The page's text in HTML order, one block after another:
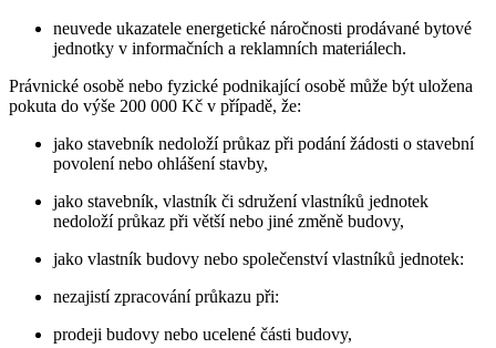
neuvede ukazatele energetické náročnosti prodávané bytové
jednotky v informačních a reklamních materiálech.
Právnické osobě nebo fyzické podnikající osobě může být uložena
pokuta do výše 200 000 Kč v případě, že:
jako stavebník nedoloží průkaz při podání žádosti o stavební
povolení nebo ohlášení stavby,
jako stavebník, vlastník či sdružení vlastníků jednotek
nedoloží průkaz při větší nebo jiné změně budovy,
jako vlastník budovy nebo společenství vlastníků jednotek:
nezajistí zpracování průkazu při:
prodeji budovy nebo ucelené části budovy,